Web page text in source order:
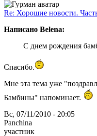
Re: Хорошие новости.
Написано Belena:
С днем рождения
Спасибо.
Мне эта тема уже
Бамбины" напоминает.
Вс, 07/11/2010 - 20:05
Panchina
участник